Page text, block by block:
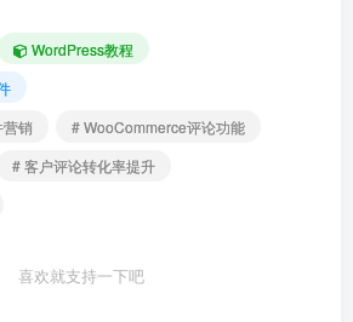
WordPress教程
销
# WooCommerce评论功能
# 客户评论转化率提升
喜欢就支持一下吧